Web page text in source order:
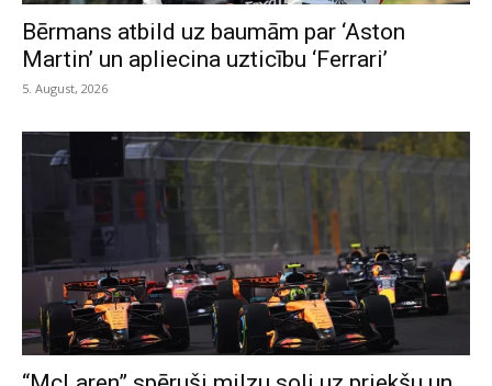
Bērmans atbild uz baumām par ‘Aston
Martin’ un apliecina uzticību ‘Ferrari’
5. August, 2026